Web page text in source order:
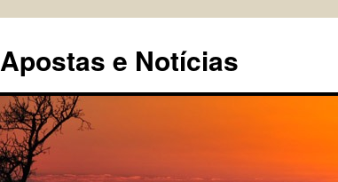
conteúdo
Apostas e Notícias